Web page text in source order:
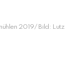
2019/ Bild: Lutz